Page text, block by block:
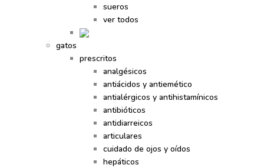
sueros
ver todos
gatos
prescritos
analgésicos
antiácidos y antiemético
antialérgicos y antihistamínicos
antibióticos
antidiarreicos
articulares
cuidado de ojos y oídos
hepáticos